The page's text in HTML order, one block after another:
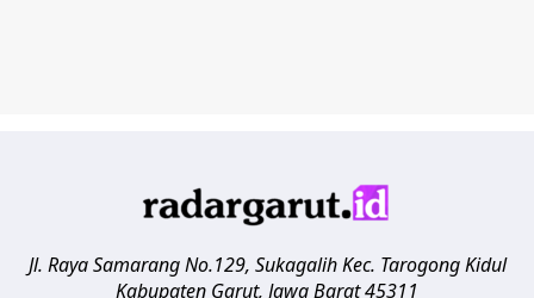
Jl. Raya Samarang No.129, Sukagalih Kec. Tarogong Kidul
Kabupaten Garut, Jawa Barat45311